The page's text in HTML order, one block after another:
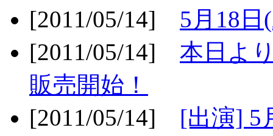
[2011/05/14] 5月18
[2011/05/14] 本日よ
販売開始！
[2011/05/14] [出演] 5